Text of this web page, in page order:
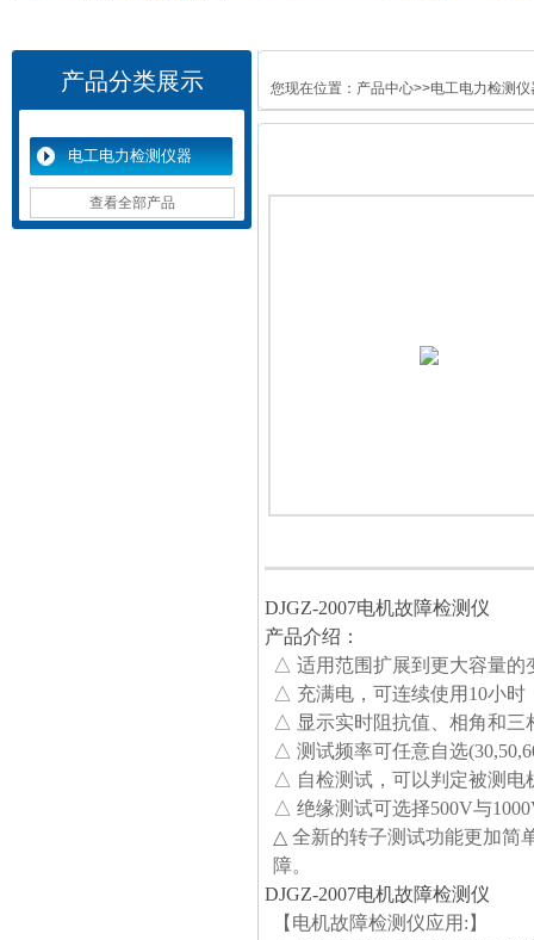
产品分类展示
电工电力检测仪器
查看全部产品
您现在位置： 产品中心>>电工电力检测仪
DJGZ-2007电机故障检测仪
产品介绍：
△ 适用范围扩展到更大容量的
△ 充满电，可连续使用10小时
△ 显示实时阻抗值、相角和三
△ 测试频率可任意自选
△ 自检测试，可以判定被测电
△ 绝缘测试可选择500V与
△ 全新的转子测试功能更加简
障。
DJGZ-2007电机故障检测仪
【电机故障检测仪应用: 】